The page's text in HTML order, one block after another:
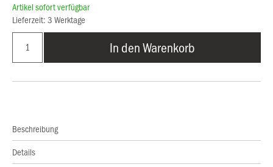
Artikel sofort verfügbar
Lieferzeit: 3 Werktage
In den Warenkorb
Beschreibung
Details